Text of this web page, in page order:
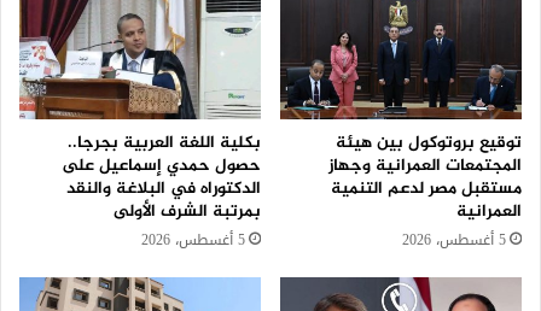
توقيع بروتوكول بين هيئة
المجتمعات العمرانية وجهاز
مستقبل مصر لدعم التنمية
العمرانية
5 أغسطس، 2026
بكلية اللغة العربية بجرجا..
حصول حمدي إسماعيل على
الدكتوراه في البلاغة والنقد
بمرتبة الشرف الأولى
5 أغسطس، 2026